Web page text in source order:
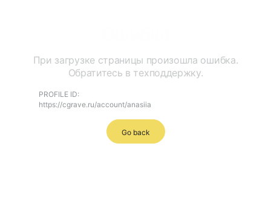
При загрузке страницы произошла ошибка.
Обратитесь в техподдержку.
PROFILE ID:
https://cgrave.ru/account/anasiia
Go back